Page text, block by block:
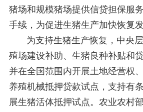
猪场和规模猪场提供信贷担保服
手续，为促进生猪生产加快恢复
为支持生猪生产恢复，中央
殖场建设补助、生猪良种补贴和
并在全国范围内开展土地经营权
养殖机械抵押贷款试点，支持有
展生猪活体抵押试点。农业农村